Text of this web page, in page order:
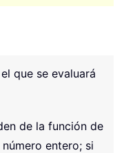
que se evaluará
de la función de
entero; si